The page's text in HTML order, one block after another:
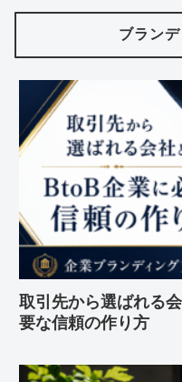
ブラン
取引先から選ばれる
要な信頼の作り方